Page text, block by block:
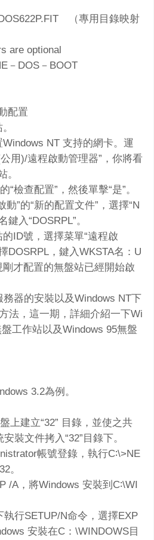
（專用目錄映射
are optional
DOS－BOOT
配置
NT 支持的網卡。運
用)/遠程啟動管理器”，你將看
。
查配置”，然後單擊“是”。
”的“新的配置文件”，選擇“N
入“DOSRPL”。
ID號，選擇菜單“遠程啟
DOSRPL，鍵入WKSTA名：U
才配置的無盤站已經開始啟
器的安裝以及Windows NT下
法，這一期，詳細介紹一下Wi
工作站以及Windows 95無盤
3.2為例。
上建立“32” 目錄，並使之共
裝文件拷入“32”目錄下。
帳號登錄，執行C∶\>NE
。
/A，將Windows 安裝到C∶\WI
行SETUP/N命令，選擇EXP
安裝在C：\WINDOWS目